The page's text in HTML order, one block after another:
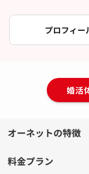
プロフィー
婚活
オーネットの特徴
料金プラン